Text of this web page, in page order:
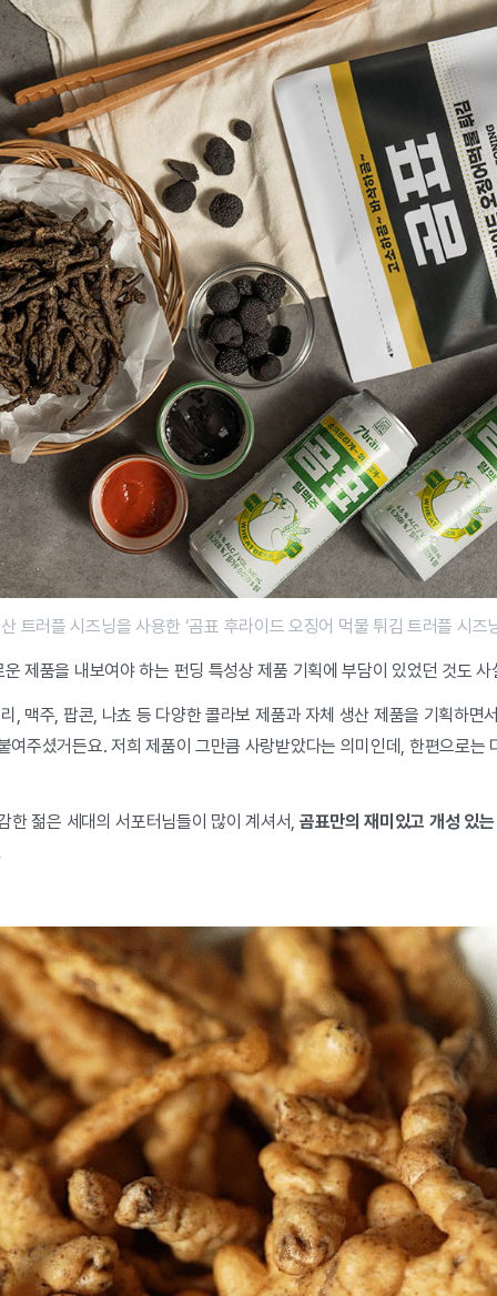
트러플 시즈닝을 사용한 ‘곰표 후라이드 오징어 먹물 튀김 트러플 시즈
제품을 내보여야 하는 펀딩 특성상 제품 기획에 부담이 있었던 것도
, 맥주, 팝콘, 나쵸 등 다양한 콜라보 제품과 자체 생산 제품을 기획하면
여주셨거든요. 저희 제품이 그만큼 사랑받았다는 의미인데, 한편으로는
한 젊은 세대의 서포터님들이 많이 계셔서, 곰표만의 재미있고 개성 있